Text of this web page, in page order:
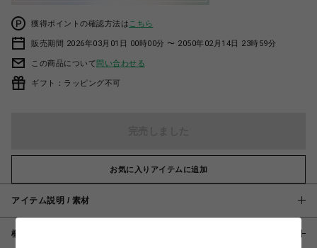
獲得ポイントの確認方法は こちら
販売期間 2026年03月01日 00時00分 〜 2050年02月14日 23時59分
この商品について問い合わせる
ギフト：ラッピング不可
お気に入りアイテムに追加
アイテム説明 / 素材
概要